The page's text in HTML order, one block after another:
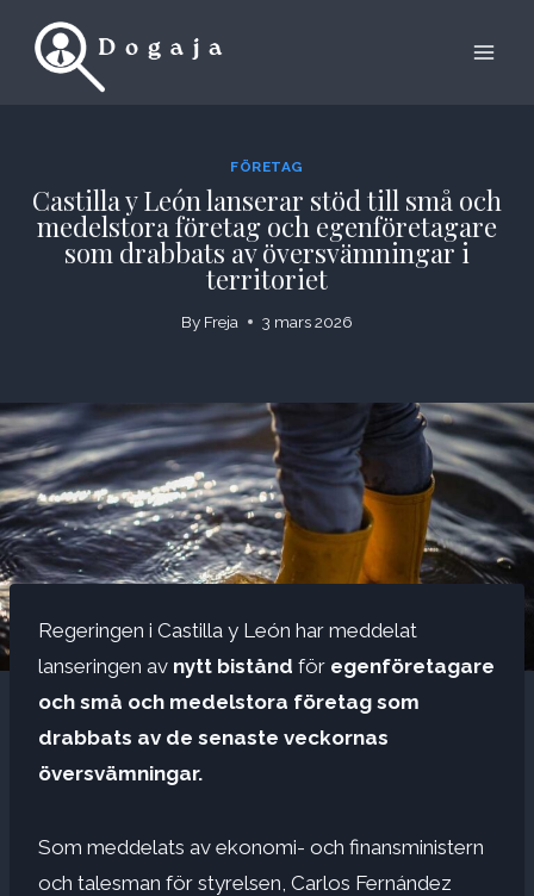
FÖRETAG
Castilla y León lanserar stöd till små och
medelstora företag och egenföretagare
som drabbats av översvämningar i
territoriet
By Freja 3 mars 2026
Regeringen i Castilla y León har meddelat
lanseringen av nytt bistånd för egenföretagare
och små och medelstora företag som
drabbats av de senaste veckornas
översvämningar.
Som meddelats av ekonomi- och finansministern
och talesman för styrelsen, Carlos Fernández